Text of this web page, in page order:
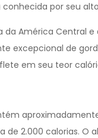
por seu
América Central e
excepcional de
em seu teor
aproximadamente
2.000 calorias. O